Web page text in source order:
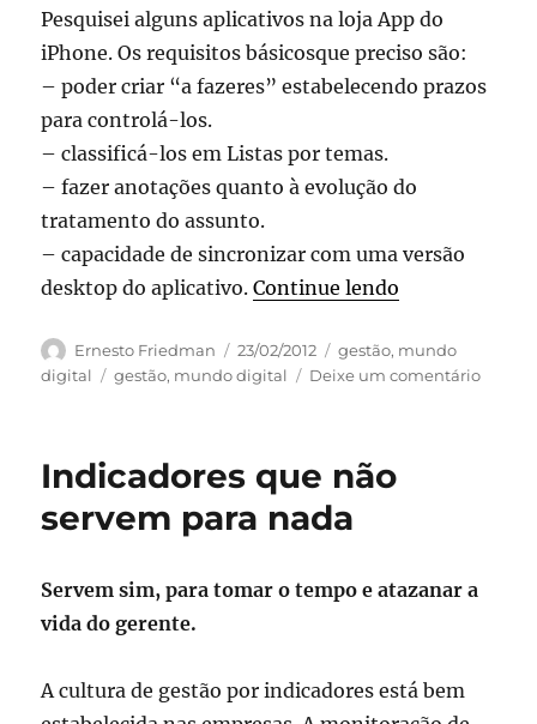
Pesquisei alguns aplicativos na loja App do
iPhone. Os requisitos básicosque preciso são:
– poder criar “a fazeres” estabelecendo prazos
para controlá-los.
– classificá-los em Listas por temas.
– fazer anotações quanto à evolução do
tratamento do assunto.
– capacidade de sincronizar com uma versão
desktop do aplicativo.Continue lendo
Autor
Ernesto Friedman
Publicado
em
23/02/2012 Categorias
gestão, mundo
digital
Tags
gestão, mundo digital Deixe um comentárioem
Indicadores que não
servem para nada
Servem sim, para tomar o tempo e atazanar a
vida do gerente.
A cultura de gestão por indicadores está bem